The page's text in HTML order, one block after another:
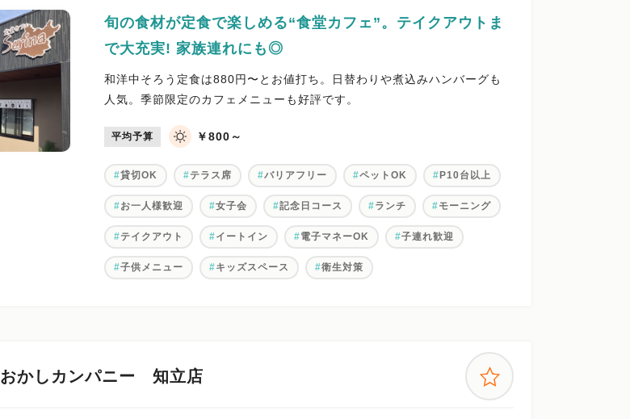
旬の食材が定食で楽しめる“食堂カフェ”。テイクアウトま
で大充実! 家族連れにも◎
和洋中そろう定食は880円〜とお値打ち。日替わりや煮込みハンバーグも
人気。季節限定のカフェメニューも好評です。
平均予算 ￥800～
貸切OK テラス席 バリアフリー ペットOK P10台以上
お一人様歓迎 女子会 記念日コース ランチ モーニング
テイクアウト イートイン 電子マネーOK 子連れ歓迎
子供メニュー キッズスペース 衛生対策
おかしカンパニー 知立店